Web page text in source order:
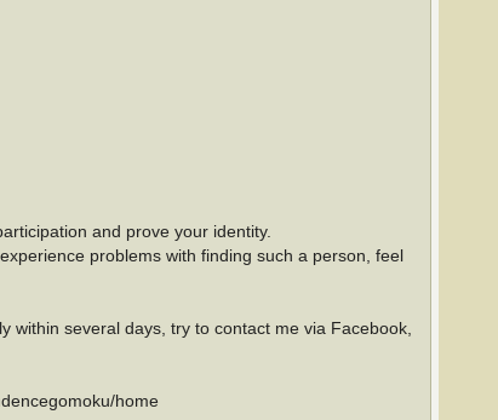
and prove your identity.
problems with finding such a person, feel
several days, try to contact me via Facebook,
home